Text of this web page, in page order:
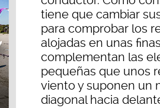
tiene que cambiar
para comprobar los
alojadas en unas
complementan las
pequeñas que unos
viento y suponen un
diagonal hacia